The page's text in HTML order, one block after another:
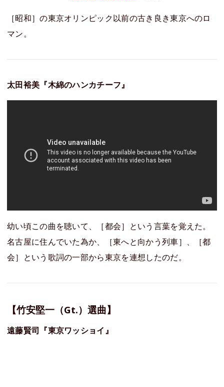
［昭和］の東京オリンピック以前の古き良き東京へのロ
マン。
太田裕美『木綿のハンカチーフ』
幼い頃この曲を聴いて、［都会］という言葉を覚えた。
名古屋に住んでいた為か、［東へと向かう列車］、［都
会］という歌詞の一部から東京を連想したのだ。
【竹安堅一（Gt.）選曲】
遠藤賢司『東京ワッショイ』